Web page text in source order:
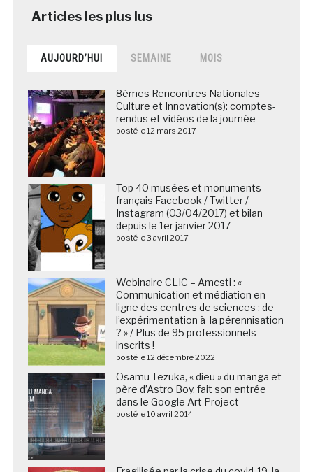
AUJOURD’HUI SEMAINE MOIS
8èmes Rencontres Nationales
Culture et Innovation(s): comptes-
rendus et vidéos de la journée
posté le 12 mars 2017
Top 40 musées et monuments
français Facebook / Twitter /
Instagram (03/04/2017) et bilan
depuis le 1er janvier 2017
posté le 3 avril 2017
Webinaire CLIC – Amcsti : «
Communication et médiation en
ligne des centres de sciences : de
l’expérimentation à la pérennisation
? » / Plus de 95 professionnels
inscrits !
posté le 12 décembre 2022
Osamu Tezuka, « dieu » du manga et
père d’Astro Boy, fait son entrée
dans le Google Art Project
posté le 10 avril 2014